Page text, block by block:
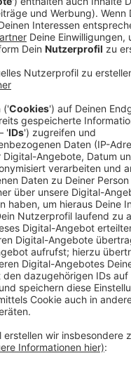
erst einmal nur
ein online
vergangenen Jahr
gegeben hat, startet
siebte Saison. In
Fitness-Kurse -
einen Tanz-Kurs für
über die App
und kann in allen
werden. Das Online-
werden, bis
kann.